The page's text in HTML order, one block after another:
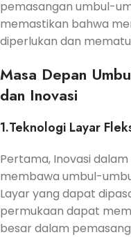
pemasangan umbul-
memastikan bahwa
diperlukan dan
Masa Depan
dan Inovasi
1.Teknologi Layar
Pertama, Inovasi
membawa umbul-
Layar yang dapat
permukaan dapat
besar dalam